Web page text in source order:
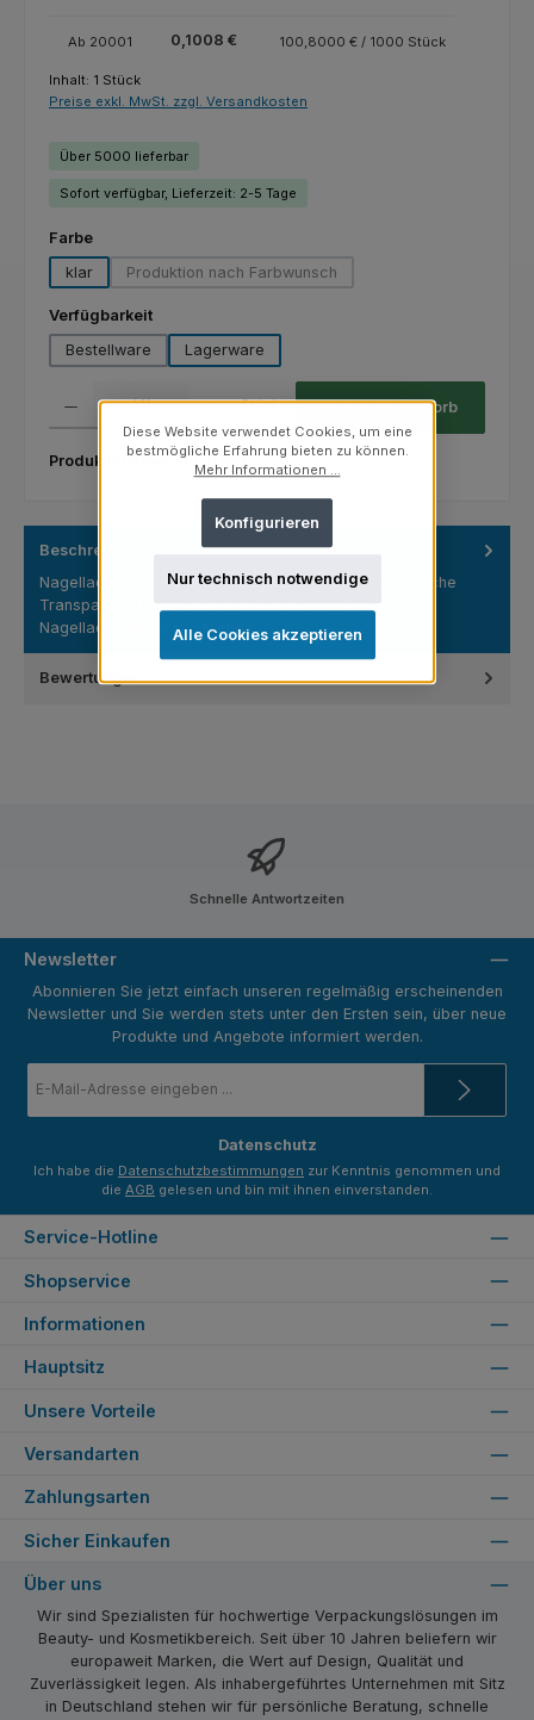
Ab 20001 0,1008 € 100,8000 € / 1000 Stück
Inhalt: 1 Stück
Preise exkl. MwSt. zzgl. Versandkosten
Über 5000 lieferbar
Sofort verfügbar, Lieferzeit: 2-5 Tage
Farbeauswählen
klar
Produktion nach Farbwunsch
(Diese Option ist zurzeit nicht verfügbar.)
Verfügbarkeitauswählen
Bestellware
Lagerware
Stück In den Warenkorb
Produktnummer: 03.01.881-1
Beschreibung
Nagellackflasche Cylinder Regular 8 ml klar – Klassische
Transparenz für hochwertige Nagelprodukte Die
Nagellackflasche C…
Mehr
Bewertungen
Schnelle Antwortzeiten
Newsletter
Abonnieren Sie jetzt einfach unseren regelmäßig erscheinenden
Newsletter und Sie werden stets unter den Ersten sein, über neue
Produkte und Angebote informiert werden.
Mail-
Datenschutz
Ich habe die Datenschutzbestimmungen zur Kenntnis genommen und
die AGB gelesen und bin mit ihnen einverstanden.
Service-Hotline
Shopservice
Informationen
Unsere Vorteile
Versandarten
Zahlungsarten
Hauptsitz
Sicher Einkaufen
Über uns
Wir sind Spezialisten für hochwertige Verpackungslösungen im
Beauty- und Kosmetikbereich. Seit über 10 Jahren beliefern wir
europaweit Marken, die Wert auf Design, Qualität und
Zuverlässigkeit legen. Als inhabergeführtes Unternehmen mit Sitz
in Deutschland stehen wir für persönliche Beratung, schnelle
Diese Website verwendet Cookies, um eine
bestmögliche Erfahrung bieten zu können.
Mehr Informationen ...
Nur technisch notwendige
Konfigurieren
Alle Cookies akzeptieren